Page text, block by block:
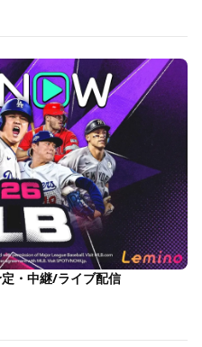
・中継/ライブ配信